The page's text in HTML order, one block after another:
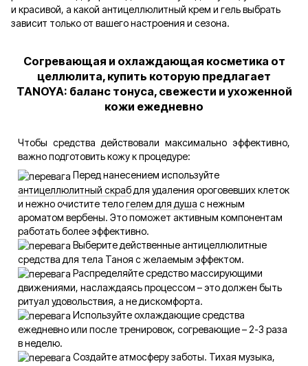
и красивой, а какой антицеллюлитный крем и гель выбрать
зависит только от вашего настроения и сезона.
Согревающая и охлаждающая косметика от
целлюлита, купить которую предлагает
TANOYA: баланс тонуса, свежести и ухоженной
кожи ежедневно
Чтобы средства действовали максимально эффективно,
важно подготовить кожу к процедуре:
Перед нанесением используйте
антицеллюлитный скрабдля удаления ороговевших клеток
и нежно очистите телогелем для душа с нежным
ароматом вербены. Это поможет активным компонентам
работать более эффективно.
Выберите действенные антицеллюлитные
средства для тела Таноя с желаемым эффектом.
Распределяйте средство массирующими
движениями, наслаждаясь процессом – это должен быть
ритуал удовольствия, а не дискомфорта.
Используйте охлаждающие средства
ежедневно или после тренировок, согревающие – 2-3 раза
в неделю.
Создайте атмосферу заботы. Тихая музыка,